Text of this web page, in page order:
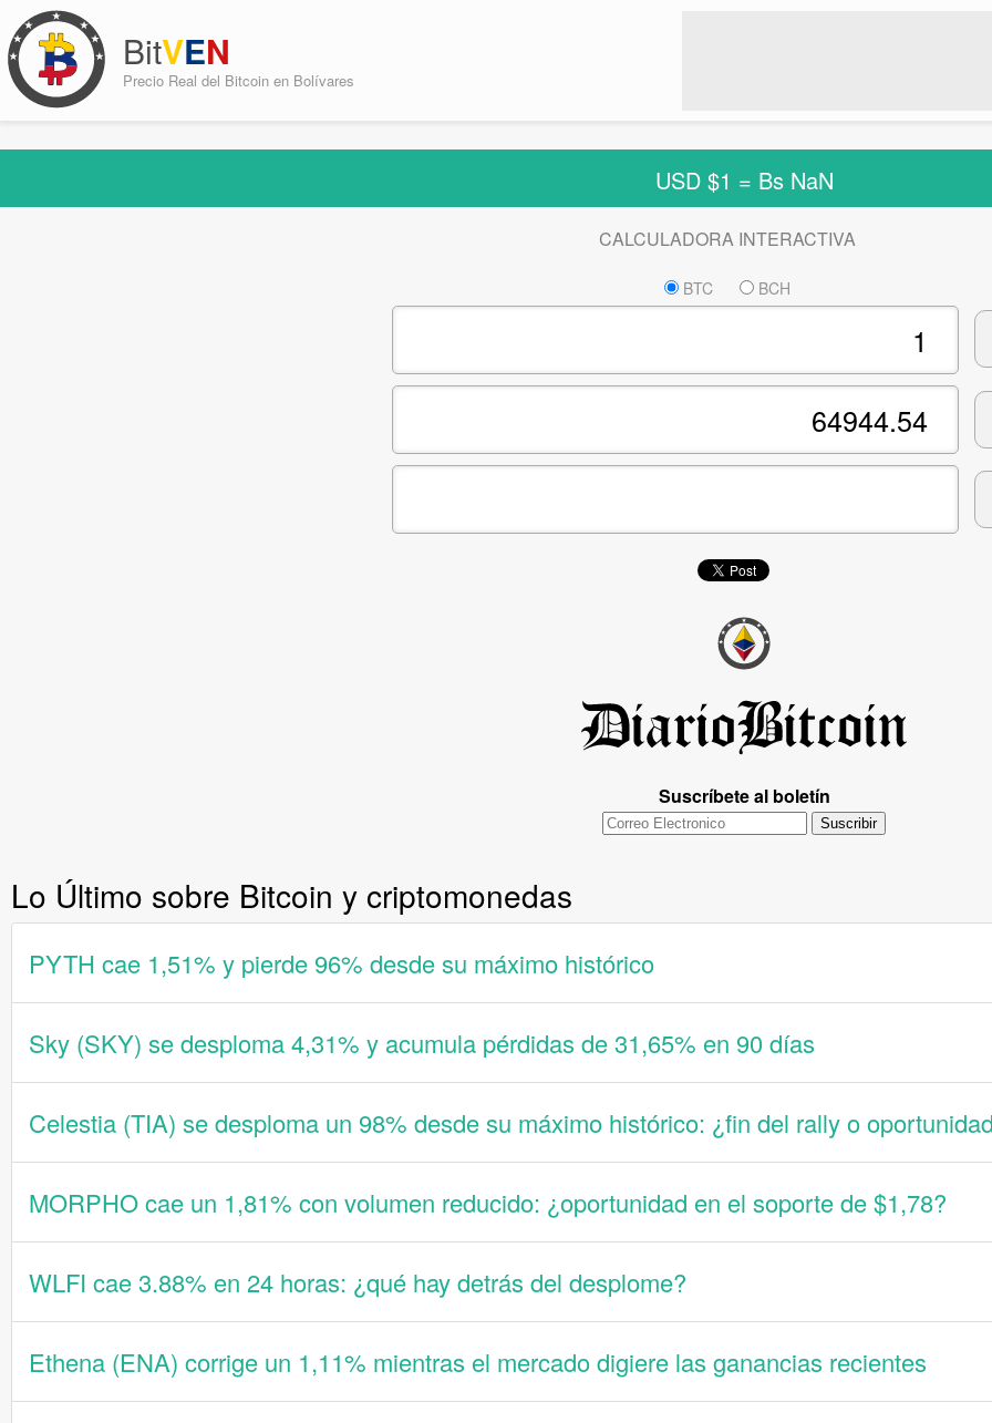
LOCAL
BitVEN
Precio Real del Bitcoin en Bolívares
USD $1 = Bs NaN
CALCULADORA INTERACTIVA
BTC BCH
Lo Último sobre Bitcoin y criptomonedas
PYTH cae 1,51% y pierde 96% desde su máximo histórico
Sky (SKY) se desploma 4,31% y acumula pérdidas de 31,65% en 90 días
Celestia (TIA) se desploma un 98% desde su máximo histórico: ¿fin del rally o
MORPHO cae un 1,81% con volumen reducido: ¿oportunidad en el soporte de $1,78?
WLFI cae 3.88% en 24 horas: ¿qué hay detrás del desplome?
Ethena (ENA) corrige un 1,11% mientras el mercado digiere las ganancias recientes